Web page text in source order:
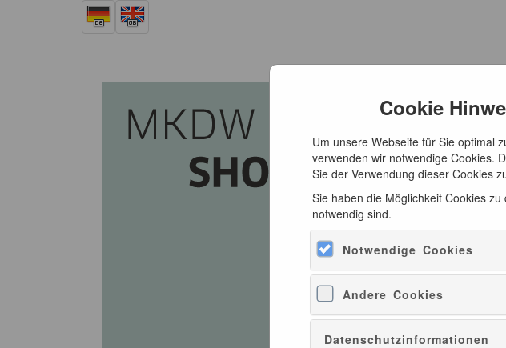
Cookie
Um unsere Webseite für Sie optimal
verwenden wir notwendige Cookies.
Sie der Verwendung dieser Cookies
Sie haben die Möglichkeit Cookies
notwendig sind.
Notwendige Cookies
Andere Cookies
Datenschutzinformationen